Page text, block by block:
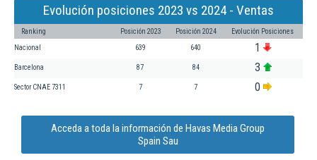
Evolución posiciones 2023 vs 2024 - Ventas
Ranking Posición 2023 Posición 2024 Evolución Posiciones
Nacional 639 640 1
Barcelona 87 84 3
Sector CNAE 7311 7 7 0
Acceda a toda la información de Havas Media Group
Spain Sau